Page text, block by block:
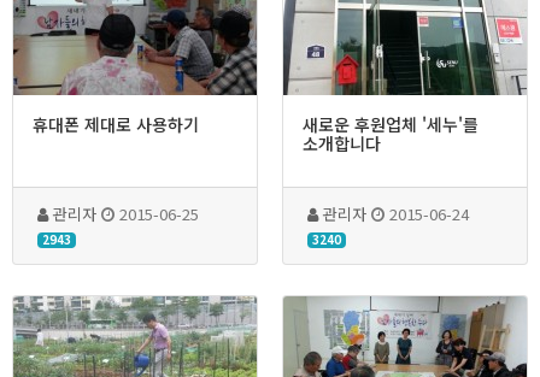
휴대폰 제대로 사용하기
관리자 2015-06-25
2943
새로운 후원업체 '세누'를
소개합니다
관리자 2015-06-24
3240